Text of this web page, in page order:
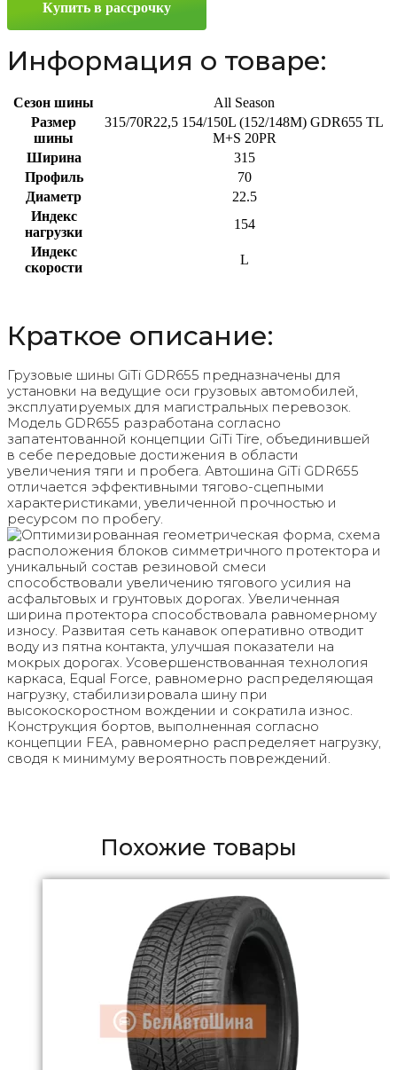
Купить в рассрочку
Информация о товаре:
Сезон шины
All Season
Размер
шины
315/70R22,5 154/150L (152/148M) GDR655 TL
M+S 20PR
Ширина
315
Профиль
70
Диаметр
22.5
Индекс
нагрузки
154
Индекс
скорости
L
Краткое описание:
Грузовые шины GiTi GDR655 предназначены для
установки на ведущие оси грузовых автомобилей,
эксплуатируемых для магистральных перевозок.
Модель GDR655 разработана согласно
запатентованной концепции GiTi Tire, объединившей
в себе передовые достижения в области
увеличения тяги и пробега. Автошина GiTi GDR655
отличается эффективными тягово-сцепными
характеристиками, увеличенной прочностью и
ресурсом по пробегу.
Оптимизированная геометрическая форма, схема
расположения блоков симметричного протектора и
уникальный состав резиновой смеси
способствовали увеличению тягового усилия на
асфальтовых и грунтовых дорогах. Увеличенная
ширина протектора способствовала равномерному
износу. Развитая сеть канавок оперативно отводит
воду из пятна контакта, улучшая показатели на
мокрых дорогах. Усовершенствованная технология
каркаса, Equal Force, равномерно распределяющая
нагрузку, стабилизировала шину при
высокоскоростном вождении и сократила износ.
Конструкция бортов, выполненная согласно
концепции FEA, равномерно распределяет нагрузку,
сводя к минимуму вероятность повреждений.
Похожие товары